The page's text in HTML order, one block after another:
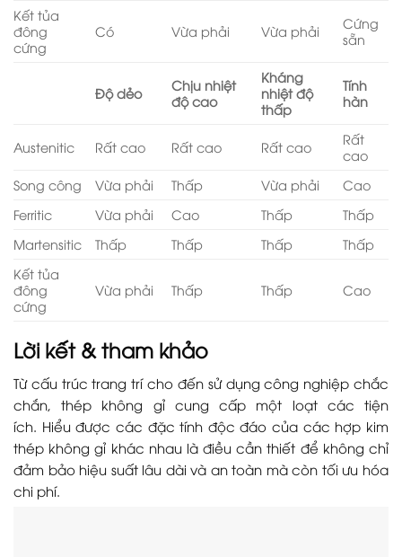
Kết tủa
đông
cứng
Có Vừa phải Vừa phải
Cứng
sẵn
Độ dẻo
Chịu nhiệt
độ cao
Kháng
nhiệt độ
thấp
Tính
hàn
Austenitic Rất cao Rất cao Rất cao
Rất
cao
Song công
Vừa phải Thấp Vừa phải
Cao
Ferritic
Vừa phải Cao Thấp
Thấp
Martensitic
Thấp Thấp Thấp
Thấp
Kết tủa
đông
cứng
Vừa phải Thấp Thấp Cao
Lời kết & tham khảo
Từ cấu trúc trang trí cho đến sử dụng công nghiệp chắc
chắn, thép không gỉ cung cấp một loạt các tiện
ích. Hiểu được các đặc tính độc đáo của các hợp kim
thép không gỉ khác nhau là điều cần thiết để không chỉ
đảm bảo hiệu suất lâu dài và an toàn mà còn tối ưu hóa
chi phí.